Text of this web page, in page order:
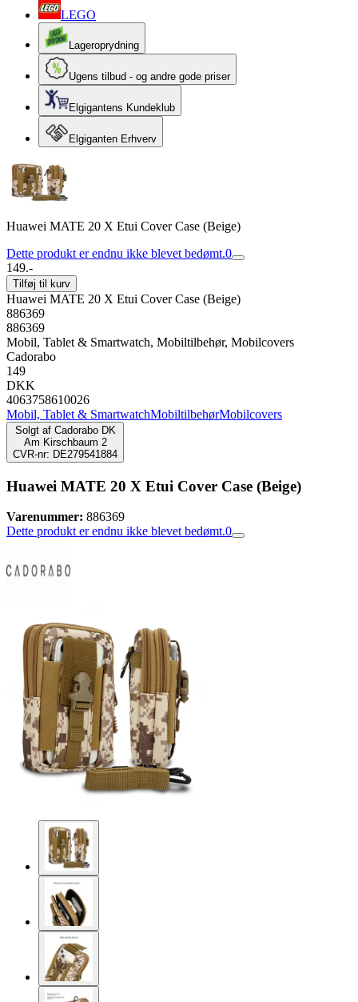
LEGO
Lageroprydning
Ugens tilbud - og andre gode priser
Elgigantens Kundeklub
Elgiganten Erhverv
Huawei MATE 20 X Etui Cover Case (Beige)
Dette produkt er endnu ikke blevet bedømt.0
149.-
Tilføj til kurv
Huawei MATE 20 X Etui Cover Case (Beige)
886369
886369
Mobil, Tablet & Smartwatch, Mobiltilbehør, Mobilcovers
Cadorabo
149
DKK
4063758610026
Mobil, Tablet & SmartwatchMobiltilbehørMobilcovers
Solgt af Cadorabo DK
Am Kirschbaum 2
CVR-nr: DE279541884
Huawei MATE 20 X Etui Cover Case (Beige)
Varenummer: 886369
Dette produkt er endnu ikke blevet bedømt.0